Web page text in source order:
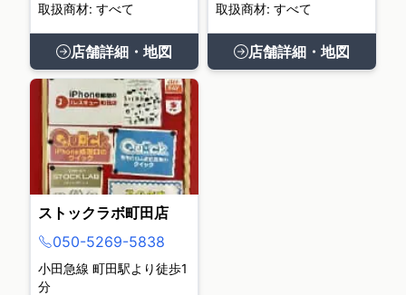
取扱商材: すべて
店舗詳細・地図
取扱商材: すべて
店舗詳細・地図
ストックラボ町田店
050-5269-5838
小田急線 町田駅より徒歩1
分